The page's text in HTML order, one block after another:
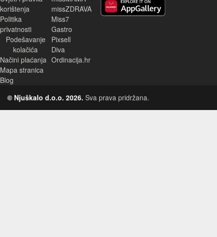
korištenja
Politika
privatnosti
Podešavanje
kolačića
Načini plaćanja
Mapa stranica
Blog
missZDRAVA
Miss7
Gastro
Pixsell
Diva
Ordinacija.hr
© Njuškalo d.o.o. 2026. Sva prava pridržana.